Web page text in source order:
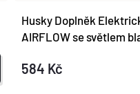
Husky Doplněk
AIRFLOW se světlem
584 Kč